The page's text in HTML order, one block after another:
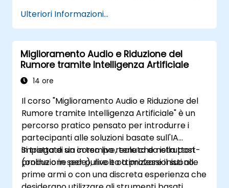
Ulteriori Informazioni...
Miglioramento Audio e Riduzione del
Rumore tramite Intelligenza Artificiale
14 ore
Il corso "Miglioramento Audio e Riduzione del
Rumore tramite Intelligenza Artificiale" è un
percorso pratico pensato per introdurre i
partecipanti alle soluzioni basate sull'IA
impiegate sia in tempo reale che nella post-
produzione per pulire e ottimizzare il suono.
Si tratta di un corso live, tenuto da istruttori
(online o in sede), rivolto a professionisti alle
prime armi o con una discreta esperienza che